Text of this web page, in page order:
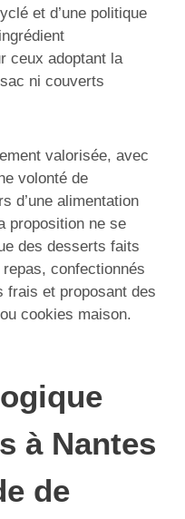
et d’une politique
ceux adoptant la
ni couverts
valorisée, avec
volonté de
d’une alimentation
proposition ne se
des desserts faits
confectionnés
frais et proposant des
cookies maison.
à Nantes
de